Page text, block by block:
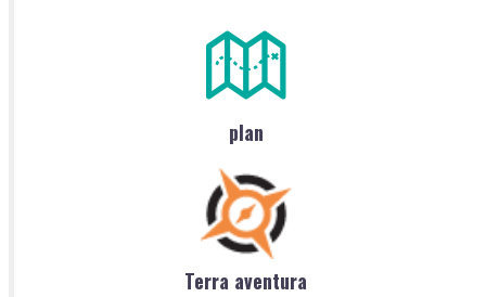
plan
Terra aventura